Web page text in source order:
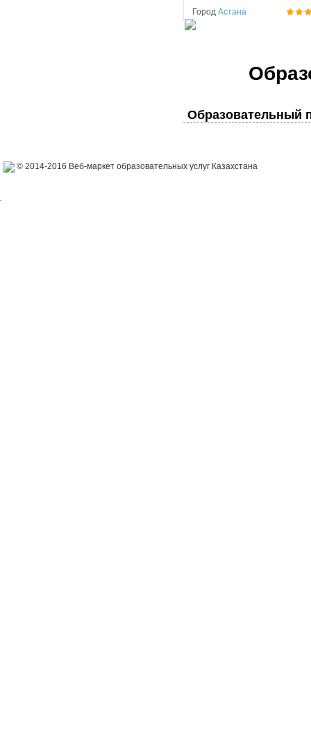
Город Астана
Образовательный
© 2014-2016 Веб-маркет образовательных услуг Казахстана